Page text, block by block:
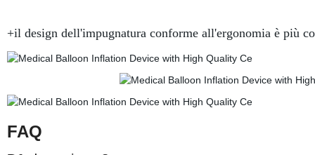
+il design dell'impugnatura conforme all'ergonomia è più
FAQ